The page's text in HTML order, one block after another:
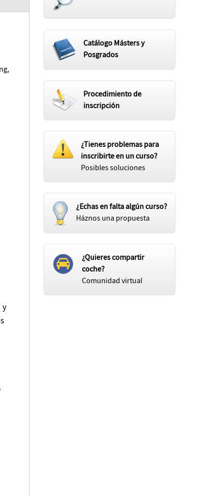
y
Catálogo Másters y
Posgrados
Procedimiento de
inscripción
¿Tienes problemas para
inscribirte en un curso?
Posibles soluciones
¿Echas en falta algún curso?
Háznos una propuesta
¿Quieres compartir
coche?
Comunidad virtual